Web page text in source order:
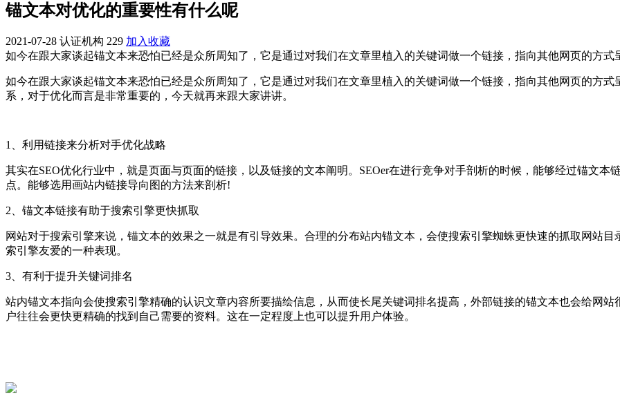
锚文本对优化的重要性有什么呢
2021-07-28 认证机构 229 加入收藏
如今在跟大家谈起锚文本来恐怕已经是众所周知了，它是通过对我们在文章里植入的关键词做一个链接，指向其他网页的方
如今在跟大家谈起锚文本来恐怕已经是众所周知了，它是通过对我们在文章里植入的关键词做一个链接，指向其他网页的方
系，对于优化而言是非常重要的，今天就再来跟大家讲讲。
1、利用链接来分析对手优化战略
其实在SEO优化行业中，就是页面与页面的链接，以及链接的文本阐明。SEOer在进行竞争对手剖析的时候，能够经过锚文
点。能够选用画站内链接导向图的方法来剖析!
2、锚文本链接有助于搜索引擎更快抓取
网站对于搜索引擎来说，锚文本的效果之一就是有引导效果。合理的分布站内锚文本，会使搜索引擎蜘蛛更快速的抓取网站
索引擎友爱的一种表现。
3、有利于提升关键词排名
站内锚文本指向会使搜索引擎精确的认识文章内容所要描绘信息，从而使长尾关键词排名提高，外部链接的锚文本也会给网
户往往会更快更精确的找到自己需要的资料。这在一定程度上也可以提升用户体验。